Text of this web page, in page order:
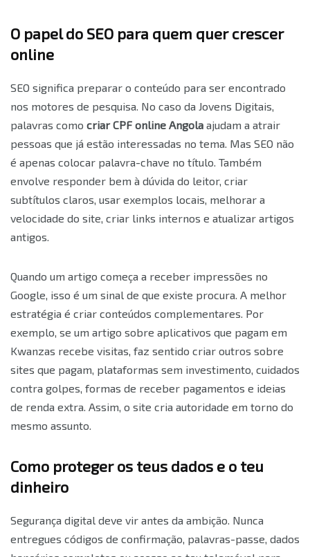
O papel do SEO para quem quer crescer
online
SEO significa preparar o conteúdo para ser encontrado
nos motores de pesquisa. No caso da Jovens Digitais,
palavras como criar CPF online Angola ajudam a atrair
pessoas que já estão interessadas no tema. Mas SEO não
é apenas colocar palavra-chave no título. Também
envolve responder bem à dúvida do leitor, criar
subtítulos claros, usar exemplos locais, melhorar a
velocidade do site, criar links internos e atualizar artigos
antigos.
Quando um artigo começa a receber impressões no
Google, isso é um sinal de que existe procura. A melhor
estratégia é criar conteúdos complementares. Por
exemplo, se um artigo sobre aplicativos que pagam em
Kwanzas recebe visitas, faz sentido criar outros sobre
sites que pagam, plataformas sem investimento, cuidados
contra golpes, formas de receber pagamentos e ideias
de renda extra. Assim, o site cria autoridade em torno do
mesmo assunto.
Como proteger os teus dados e o teu
dinheiro
Segurança digital deve vir antes da ambição. Nunca
entregues códigos de confirmação, palavras-passe, dados